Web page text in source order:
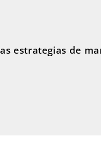
estrategias de